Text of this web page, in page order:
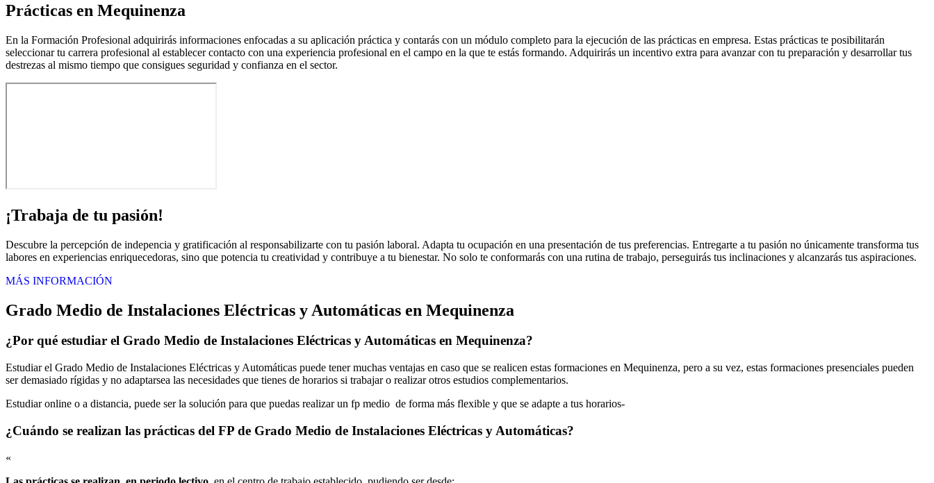
Prácticas en Mequinenza
En la Formación Profesional adquirirás informaciones enfocadas a su aplicación práctica y contarás con un módulo completo para la ejecución de las prácticas en empresa. Estas prácticas te posibilitarán
seleccionar tu carrera profesional al establecer contacto con una experiencia profesional en el campo en la que te estás formando. Adquirirás un incentivo extra para avanzar con tu preparación y desarrollar tus
destrezas al mismo tiempo que consigues seguridad y confianza en el sector.
¡Trabaja de tu pasión!
Descubre la percepción de indepencia y gratificación al responsabilizarte con tu pasión laboral. Adapta tu ocupación en una presentación de tus preferencias. Entregarte a tu pasión no únicamente transforma tus
labores en experiencias enriquecedoras, sino que potencia tu creatividad y contribuye a tu bienestar. No solo te conformarás con una rutina de trabajo, perseguirás tus inclinaciones y alcanzarás tus aspiraciones.
MÁS INFORMACIÓN
Grado Medio de Instalaciones Eléctricas y Automáticas en Mequinenza
¿Por qué estudiar el Grado Medio de Instalaciones Eléctricas y Automáticas en Mequinenza?
Estudiar el Grado Medio de Instalaciones Eléctricas y Automáticas puede tener muchas ventajas en caso que se realicen estas formaciones en Mequinenza, pero a su vez, estas formaciones presenciales pueden
ser demasiado rígidas y no adaptarsea las necesidades que tienes de horarios si trabajar o realizar otros estudios complementarios.
Estudiar online o a distancia, puede ser la solución para que puedas realizar un fp medio de forma más flexible y que se adapte a tus horarios-
¿Cuándo se realizan las prácticas del FP de Grado Medio de Instalaciones Eléctricas y Automáticas?
«